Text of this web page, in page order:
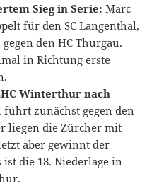
Sieg in Serie: Marc
für den SC Langenthal,
den HC Thurgau.
in Richtung erste
Winterthur nach
führt zunächst gegen den
liegen die Zürcher mit
aber gewinnt der
ist die 18. Niederlage in